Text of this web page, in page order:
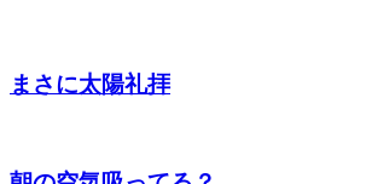
まさに太陽礼拝